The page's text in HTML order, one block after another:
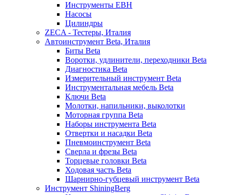
Инструменты EBH
Насосы
Цилиндры
ZECA - Тестеры, Италия
Автоинструмент Beta, Италия
Биты Beta
Воротки, удлинители, переходники Beta
Диагностика Beta
Измерительный инструмент Beta
Инструментальная мебель Beta
Ключи Beta
Молотки, напильники, выколотки
Моторная группа Beta
Наборы инструмента Beta
Отвертки и насадки Beta
Пневмоинструмент Beta
Сверла и фрезы Beta
Торцевые головки Beta
Ходовая часть Beta
Шарнирно-губцевый инструмент Beta
Инструмент ShiningBerg